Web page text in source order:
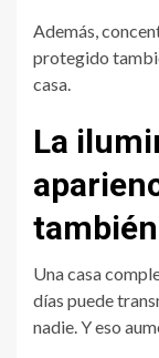
Además,
protegido
casa.
La
Una casa
días puede
nadie. Y eso